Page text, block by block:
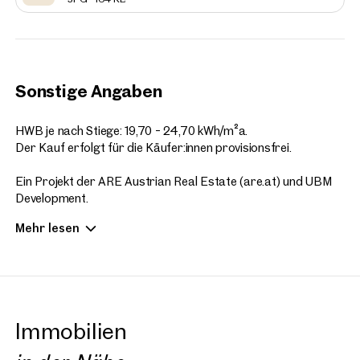
Sonstige Angaben
HWB je nach Stiege: 19,70 - 24,70 kWh/m²a.
Der Kauf erfolgt für die Käufer:innen provisionsfrei.
Ein Projekt der ARE Austrian Real Estate (are.at) und UBM
Development.
Wir erlauben uns auf das wirtschaftliche Naheverhältnis zum
Mehr lesen
Immobilien